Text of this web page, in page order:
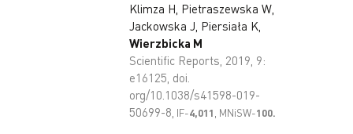
Klimza H, Pietraszewska W,
Jackowska J, Piersiała K,
Wierzbicka M
Scientific Reports, 2019, 9:
e16125, doi.
org/10.1038/s41598-019-
50699-8, IF-4,011 MNiSW-100.